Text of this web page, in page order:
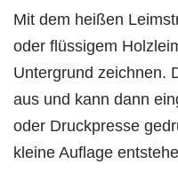
Mit dem heißen
oder flüssigem
Untergrund zeichnen.
aus und kann dann
oder Druckpresse
kleine Auflage